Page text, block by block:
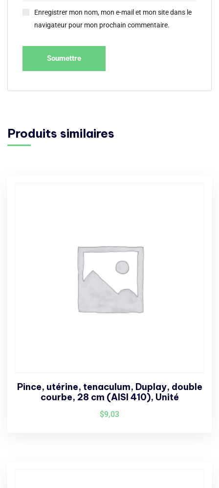
Enregistrer mon nom, mon e-mail et mon site dans le
navigateur pour mon prochain commentaire.
Produits similaires
Pince, utérine, tenaculum, Duplay, double
courbe, 28 cm (AISI 410), Unité
$9,03